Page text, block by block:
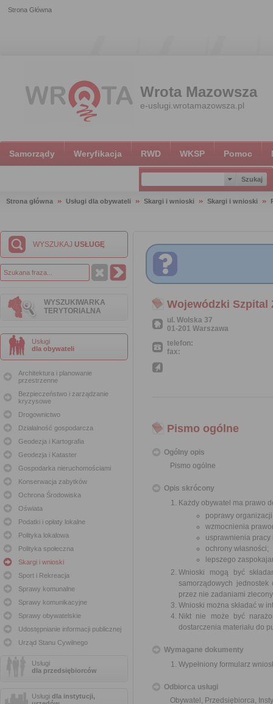
Strona Główna
Wrota Mazowsza
e-uslugi.wrotamazowsza.pl
Samorządy Weryfikacja RWD WKSP Pomoc
Strona główna Usługi dla obywateli Skargi i wnioski Skargi i wnioski
WYSZUKAJ USŁUGĘ
WYSZUKIWARKA
TERYTORIALNA
Usługi
dla obywateli
Architektura i planowanie
przestrzenne
Bezpieczeństwo i zarządzanie
kryzysowe
Drogownictwo
Działalność gospodarcza
Geodezja i Kartografia
Geodezja i Kataster
Gospodarka nieruchomościami
Konserwacja zabytków
Ochrona Środowiska
Oświata
Podatki i opłaty lokalne
Polityka lokalowa
Polityka społeczna
Skargi i wnioski
Sport i Rekreacja
Sprawy komunalne
Sprawy komunikacyjne
Sprawy obywatelskie
Udostępnianie informacji publicznej
Urząd Stanu Cywilnego
Usługi
dla przedsiębiorców
Usługi dla instytucji,
Wojewódzki Szpital
ul. Wolska 37
01-201 Warszawa
telefon:
fax:
Pismo ogólne
Ogólny opis
Pismo ogólne
Opis skrócony
Każdy obywatel ma prawo
poprawy
wzmocnienia
usprawnienia
ochrony własności;
lepszego
Wnioski mogą być
samorządowych
przez nie zadaniami
Wnioski można składać w
Nikt nie może być
dostarczenia materiału do
Wymagane dokumenty
Wypełniony formularz
Odbiorca usługi
Obywatel, Przedsiębiorca,